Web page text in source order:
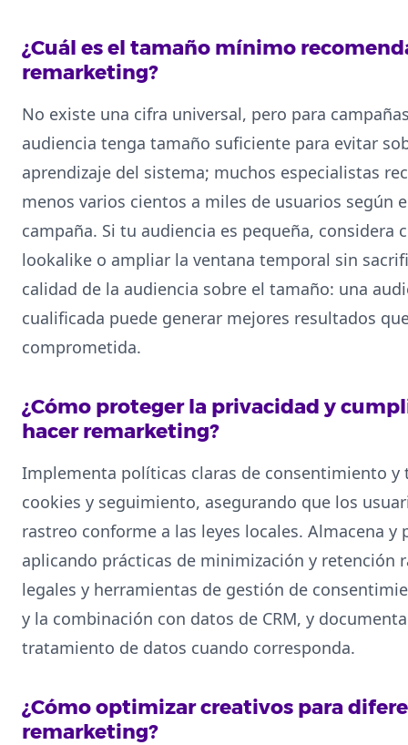
¿Cuál es el tamaño mínimo
remarketing?
No existe una cifra universal, pero para
audiencia tenga tamaño suficiente para evitar
aprendizaje del sistema; muchos especialistas
menos varios cientos a miles de usuarios según
campaña. Si tu audiencia es pequeña, considera
lookalike o ampliar la ventana temporal sin
calidad de la audiencia sobre el tamaño: una
cualificada puede generar mejores resultados
comprometida.
¿Cómo proteger la privacidad y
hacer remarketing?
Implementa políticas claras de consentimiento y
cookies y seguimiento, asegurando que los
rastreo conforme a las leyes locales. Almacena
aplicando prácticas de minimización y retención
legales y herramientas de gestión de
y la combinación con datos de CRM, y
tratamiento de datos cuando corresponda.
¿Cómo optimizar creativos para
remarketing?